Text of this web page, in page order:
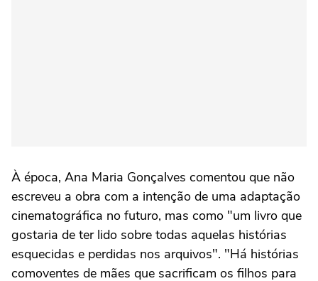
À época, Ana Maria Gonçalves comentou que não
escreveu a obra com a intenção de uma adaptação
cinematográfica no futuro, mas como "um livro que
gostaria de ter lido sobre todas aquelas histórias
esquecidas e perdidas nos arquivos". "Há histórias
comoventes de mães que sacrificam os filhos para